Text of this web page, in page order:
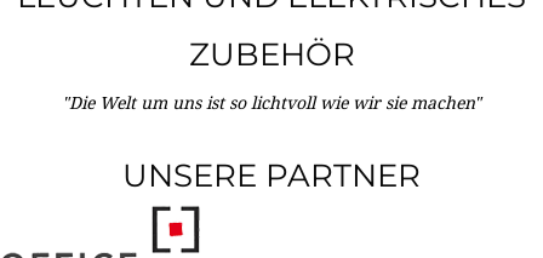
ZUBEHÖR
"Die Welt um uns ist so lichtvoll wie wir sie machen"
UNSERE PARTNER